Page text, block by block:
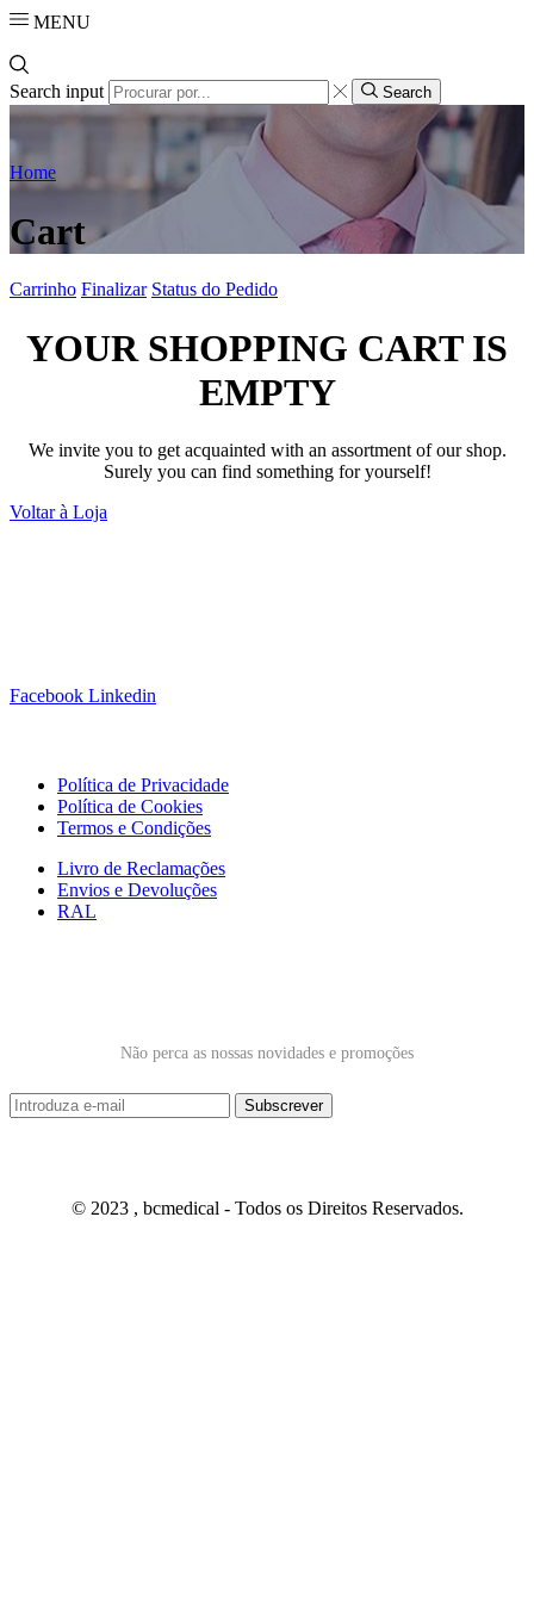
MENU
Search input Search
Home
Cart
Carrinho Finalizar Status do Pedido
YOUR SHOPPING CART IS
EMPTY
We invite you to get acquainted with an assortment of our shop.
Surely you can find something for yourself!
Voltar à Loja
Facebook Linkedin
Política de Privacidade
Política de Cookies
Termos e Condições
Livro de Reclamações
Envios e Devoluções
RAL
Não perca as nossas novidades e promoções
© 2023 , bcmedical - Todos os Direitos Reservados.